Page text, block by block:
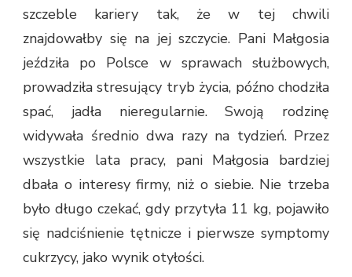
szczeble kariery tak, że w tej chwili
znajdowałby się na jej szczycie. Pani Małgosia
jeździła po Polsce w sprawach służbowych,
prowadziła stresujący tryb życia, późno chodziła
spać, jadła nieregularnie. Swoją rodzinę
widywała średnio dwa razy na tydzień. Przez
wszystkie lata pracy, pani Małgosia bardziej
dbała o interesy firmy, niż o siebie. Nie trzeba
było długo czekać, gdy przytyła 11 kg, pojawiło
się nadciśnienie tętnicze i pierwsze symptomy
cukrzycy, jako wynik otyłości.